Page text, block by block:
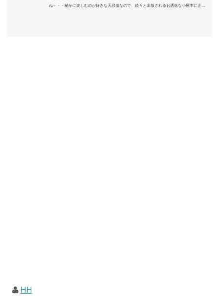
ね・・・秘かに楽しむのが好きな天邪鬼なので、続々と出版されるお洒落な小屋本に正直
HH